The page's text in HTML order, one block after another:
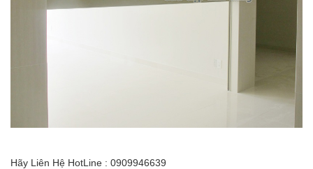
Hãy Liên Hệ HotLine : 0909946639